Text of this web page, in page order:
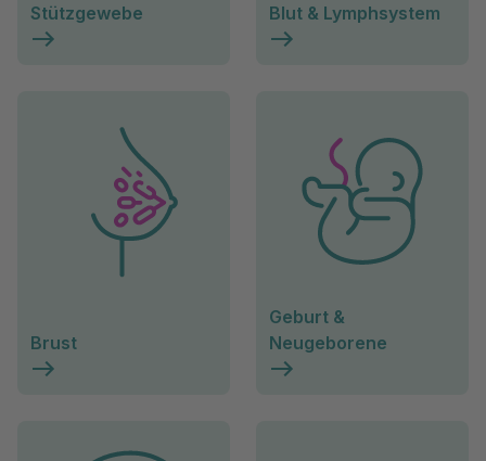
Stützgewebe
Blut & Lymphsystem
Brust
Geburt &
Neugeborene